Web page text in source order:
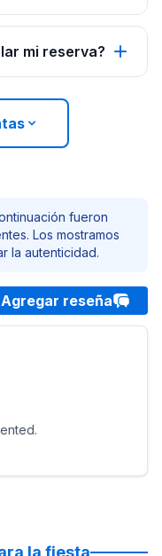
mi reserva?
fueron
Los mostramos
la autenticidad.
Agregar reseña
la fiesta